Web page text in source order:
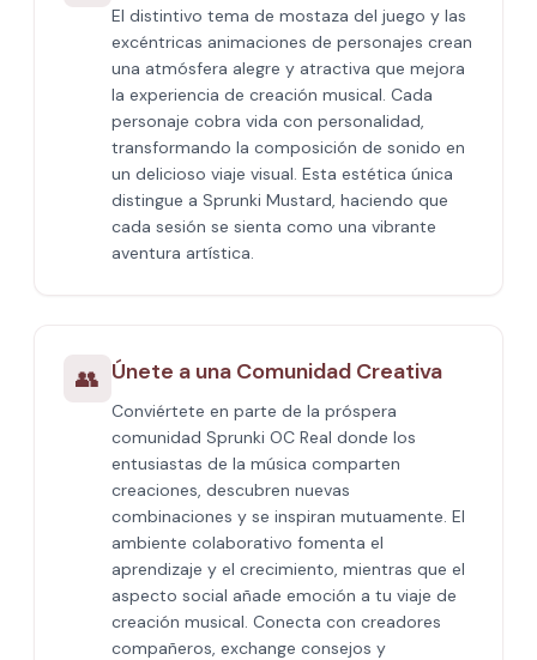
El distintivo tema de mostaza del juego y las
excéntricas animaciones de personajes crean
una atmósfera alegre y atractiva que mejora
la experiencia de creación musical. Cada
personaje cobra vida con personalidad,
transformando la composición de sonido en
un delicioso viaje visual. Esta estética única
distingue a Sprunki Mustard, haciendo que
cada sesión se sienta como una vibrante
aventura artística.
👥 Únete a una Comunidad Creativa
Conviértete en parte de la próspera
comunidad Sprunki OC Real donde los
entusiastas de la música comparten
creaciones, descubren nuevas
combinaciones y se inspiran mutuamente. El
ambiente colaborativo fomenta el
aprendizaje y el crecimiento, mientras que el
aspecto social añade emoción a tu viaje de
creación musical. Conecta con creadores
compañeros, exchange consejos y